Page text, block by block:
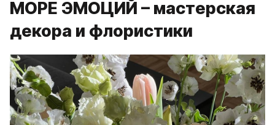
МОРЕ ЭМОЦИЙ – мастерская
декора и флористики